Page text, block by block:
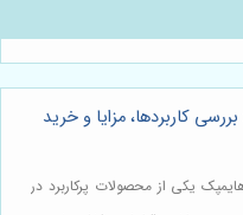
کاربردها، مزایا و خرید
یکی از محصولات پرکاربرد در